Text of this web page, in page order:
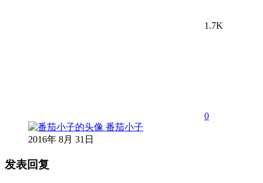
1.7K
0
番茄小子
2016年 8月 31日
发表回复